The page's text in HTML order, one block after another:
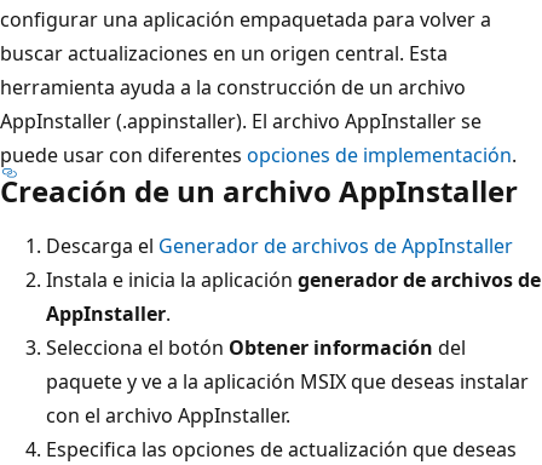
configurar una aplicación empaquetada para volver a
buscar actualizaciones en un origen central. Esta
herramienta ayuda a la construcción de un archivo
AppInstaller (.appinstaller). El archivo AppInstaller se
puede usar con diferentes opciones de implementación.
Creación de un archivo AppInstaller
Descarga el Generador de archivos de AppInstaller
Instala e inicia la aplicación generador de archivos de
AppInstaller.
Selecciona el botón Obtener información del
paquete y ve a la aplicación MSIX que deseas instalar
con el archivo AppInstaller.
Especifica las opciones de actualización que deseas